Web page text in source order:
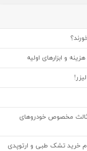
و ابزارهای اولیه
مخصوص خودروهای
خرید تشک طبی و ارتوپدی